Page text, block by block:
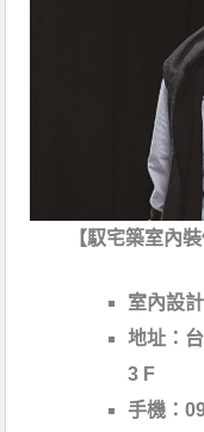
【馭宅築室內
室內設
地址：
3 F
手機：